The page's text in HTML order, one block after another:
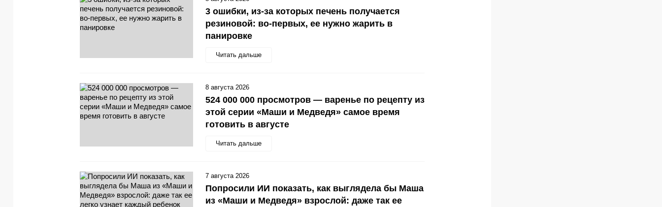
3 ошибки, из-за которых печень получается
резиновой: во-первых, ее нужно жарить в
панировке
Читать дальше
524 000 000 просмотров — варенье по рецепту из
этой серии «Маши и Медведя» самое время
готовить в августе
Читать дальше
8 августа 2026
Попросили ИИ показать, как выглядела бы Маша
из «Маши и Медведя» взрослой: даже так ее
7 августа 2026